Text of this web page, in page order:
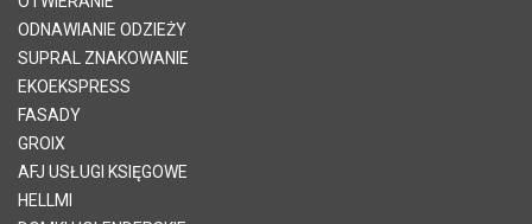
ODNAWIANIE ODZIEŻY
SUPRAL ZNAKOWANIE
EKOEKSPRESS
FASADY
GROIX
AFJ USŁUGI KSIĘGOWE
HELLMI